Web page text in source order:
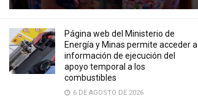
Página web del Ministerio de
Energía y Minas permite acceder a
información de ejecución del
apoyo temporal a los
combustibles
6 DE AGOSTO DE 2026